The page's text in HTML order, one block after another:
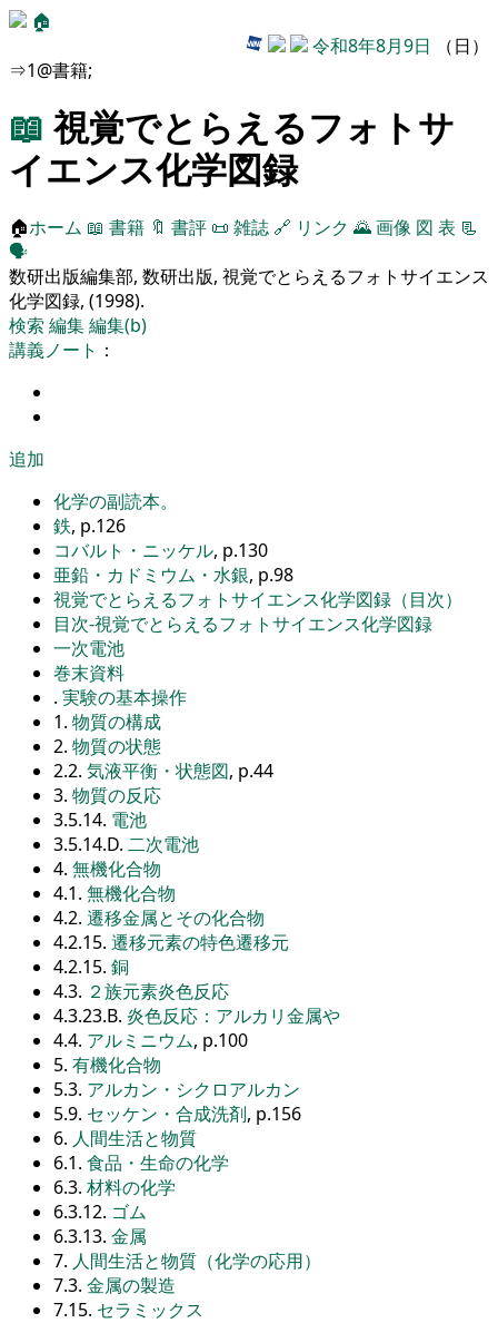
🏠
令和8年8月9日 （日）
⇒1@書籍;
📖 視覚でとらえるフォトサ
イエンス化学図録
🏠ホーム 📖 書籍 🔖 書評 📜 雑誌 🔗 リンク 🌄画像 図 表 📃
🗣️
数研出版編集部, 数研出版, 視覚でとらえるフォトサイエンス
化学図録, (1998).
検索 編集編集(b)
講義ノート ：
追加
化学の副読本。
鉄, p.126
コバルト・ニッケル, p.130
亜鉛・カドミウム・水銀, p.98
視覚でとらえるフォトサイエンス化学図録（目次）
目次-視覚でとらえるフォトサイエンス化学図録
一次電池
巻末資料
. 実験の基本操作
1. 物質の構成
2. 物質の状態
2.2. 気液平衡・状態図, p.44
3. 物質の反応
3.5.14. 電池
3.5.14.D. 二次電池
4. 無機化合物
4.1. 無機化合物
4.2. 遷移金属とその化合物
4.2.15. 遷移元素の特色遷移元
4.2.15. 銅
4.3. ２族元素炎色反応
4.3.23.B. 炎色反応：アルカリ金属や
4.4. アルミニウム, p.100
5. 有機化合物
5.3. アルカン・シクロアルカン
5.9. セッケン・合成洗剤, p.156
6. 人間生活と物質
6.1. 食品・生命の化学
6.3. 材料の化学
6.3.12. ゴム
6.3.13. 金属
7. 人間生活と物質（化学の応用）
7.3. 金属の製造
7.15. セラミックス